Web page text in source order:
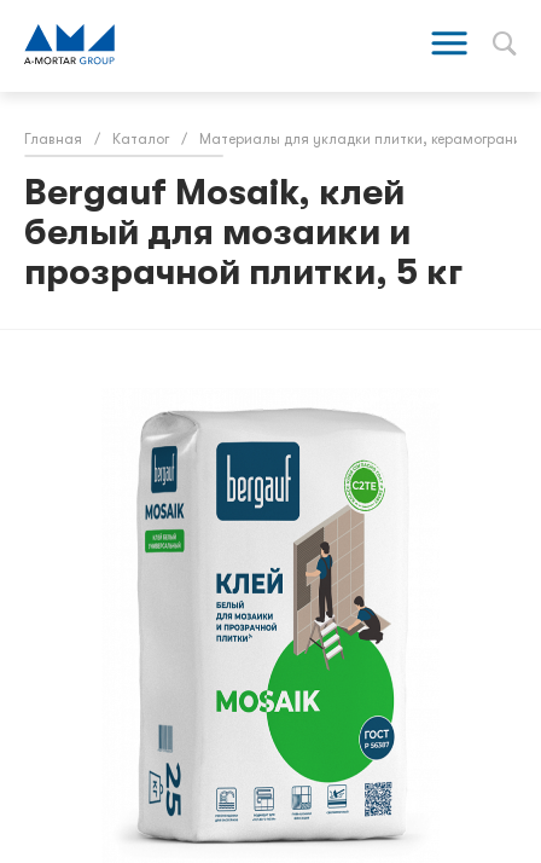
Главная / Каталог / Материалы для укладки плитки,
Bergauf Mosaik, клей
белый для мозаики и
прозрачной плитки, 5 кг